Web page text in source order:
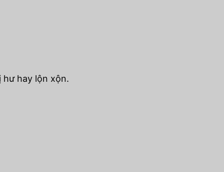
hư hay lộn xộn.